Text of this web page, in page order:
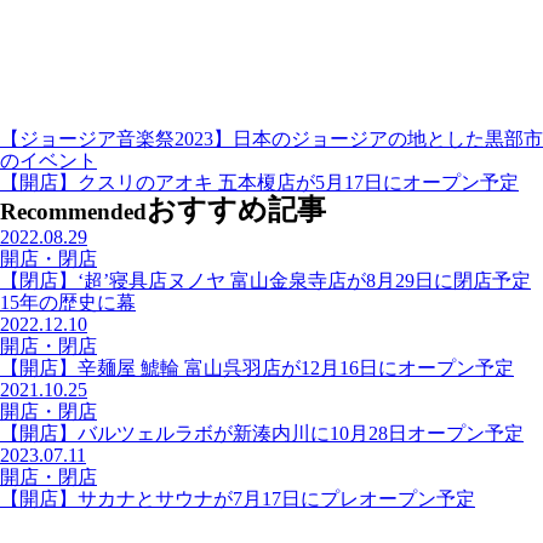
【ジョージア音楽祭2023】日本のジョージアの地とした黒部市
のイベント
【開店】クスリのアオキ 五本榎店が5月17日にオープン予定
Recommendedおすすめ記事
2022.08.29
開店・閉店
【閉店】‘超’寝具店ヌノヤ 富山金泉寺店が8月29日に閉店予定
15年の歴史に幕
2022.12.10
開店・閉店
【開店】辛麺屋 鯱輪 富山呉羽店が12月16日にオープン予定
2021.10.25
開店・閉店
【開店】バルツェルラボが新湊内川に10月28日オープン予定
2023.07.11
開店・閉店
【開店】サカナとサウナが7月17日にプレオープン予定